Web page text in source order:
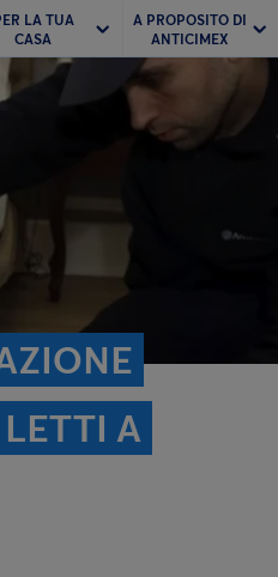
LA TUA
CASA
A PROPOSITO DI
ANTICIMEX
A